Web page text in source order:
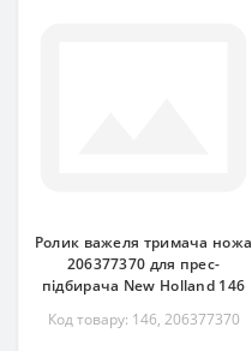
Ролик важеля тримача ножа
206377370 для прес-
підбирача New Holland 146
Код товару: 146, 206377370